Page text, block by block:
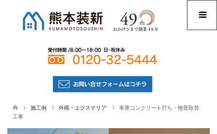
施工例 外構・エクステリア
車庫コンクリート打ち・物置取替
工事